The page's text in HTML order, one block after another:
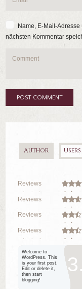
Name, E-Mail-
nächsten Kommentar
Author Users
Reviews
criteria 1
Reviews
Reviews
criteria 3
Reviews
criteria 4
Welcome to
WordPress. This
is your first post.
Edit or delete it,
then start
blogging!